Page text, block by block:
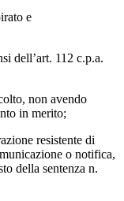
e
dell’art. 112 c.p.a.
non avendo
in merito;
resistente di
o notifica,
della sentenza n.